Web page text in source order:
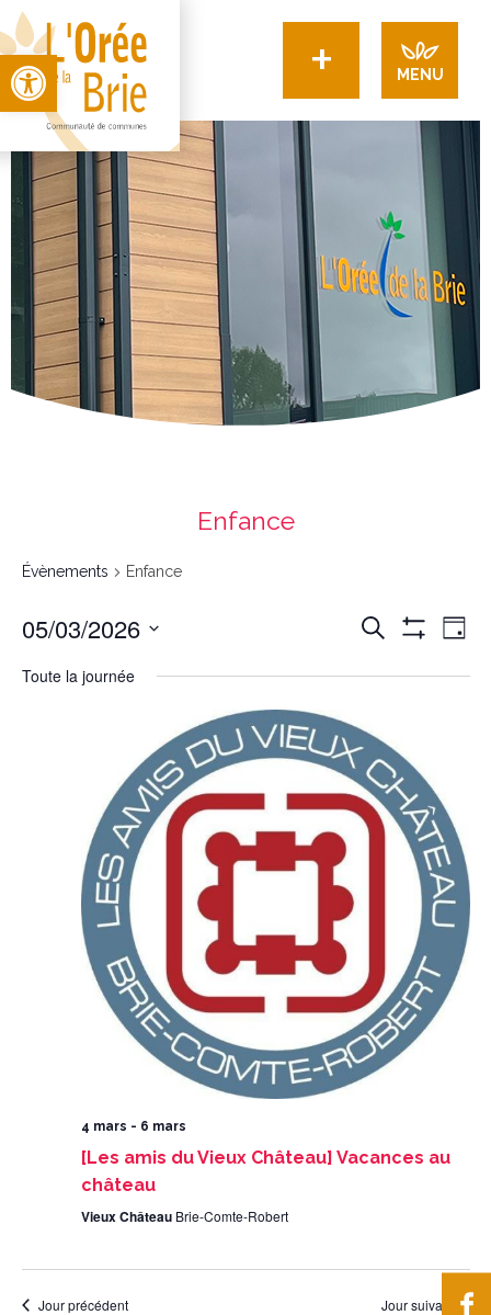
Open toolbar + MENU
Enfance
Évènements Enfance
navigation
deRecherche
Filtres
de
Évènement
Day
05/03/2026
Toute la journée
4 mars - 6 mars
[Les amis du Vieux Château] Vacances au
château
Vieux Château Brie-Comte-Robert
Jour précédent Jour suivant